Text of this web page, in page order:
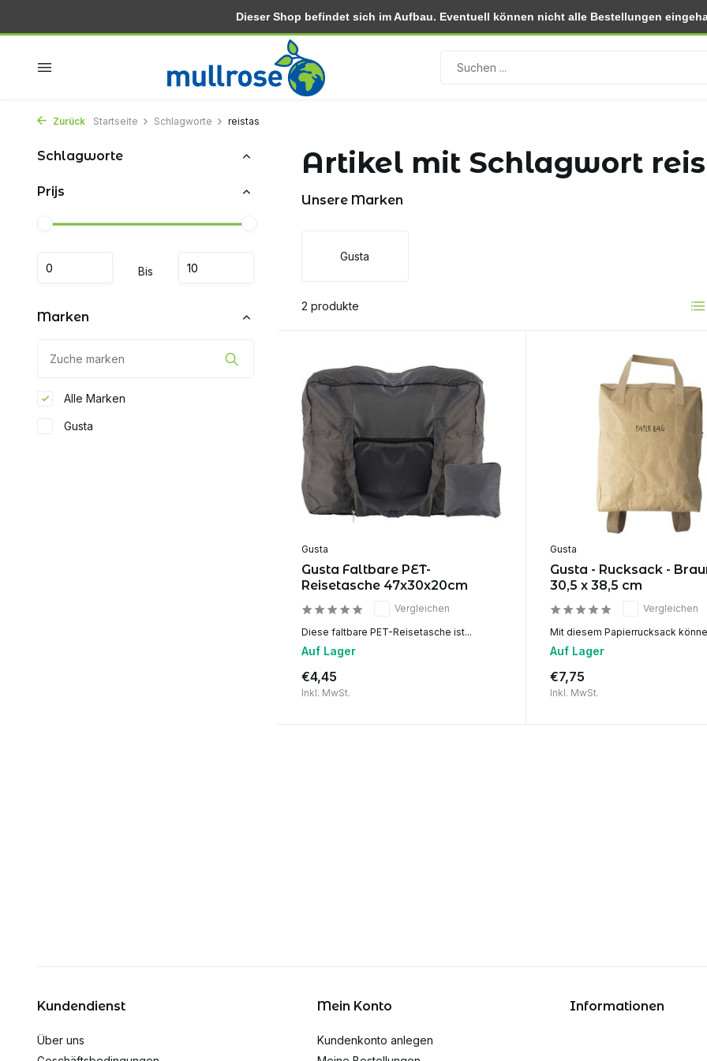
Kostenlose lieferung ab 30.- (NL) Rückgabe innerhalb von 30 Tagen
Zurück Startseite Schlagworte reistas
Schlagworte
Prijs
Bis
Marken
Alle Marken
Gusta
Artikel mit Schlagwort
Unsere Marken
Gusta
2 produkte
Gusta
Gusta Faltbare PET-
Reisetasche 47x30x20cm
Vergleichen
Diese faltbare PET-Reisetasche ist...
Auf Lager
€4,45
Inkl. MwSt.
Gusta
Gusta - Rucksack -
30,5 x 38,5 cm
Vergleichen
Mit diesem Papierrucksack
Auf Lager
€7,75
Inkl. MwSt.
Kundendienst
Über uns
Mein Konto
Kundenkonto anlegen
Informationen
Dieser Shop befindet sich im Aufbau. Eventuell können nicht alle Bestellungen